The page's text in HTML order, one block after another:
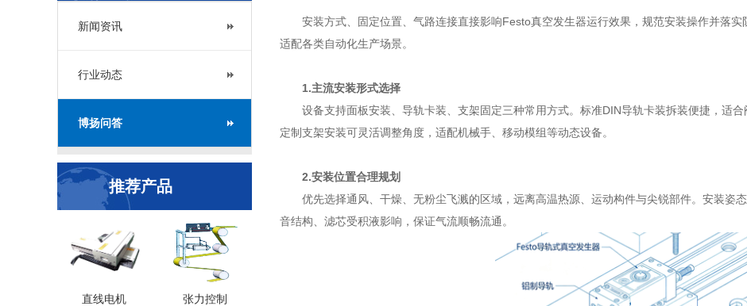
新闻资讯
行业动态
博扬问答
推荐产品
直线电机 张力控制
安装方式、固定位置、气路连接直接影响Festo真空发生器运行效果，规范安装操作并落
适配各类自动化生产场景。
1.主流安装形式选择
设备支持面板安装、导轨卡装、支架固定三种常用方式。标准DIN导轨卡装拆装便捷，适
定制支架安装可灵活调整角度，适配机械手、移动模组等动态设备。
2.安装位置合理规划
优先选择通风、干燥、无粉尘飞溅的区域，远离高温热源、运动构件与尖锐部件。安装姿
音结构、滤芯受积液影响，保证气流顺畅流通。